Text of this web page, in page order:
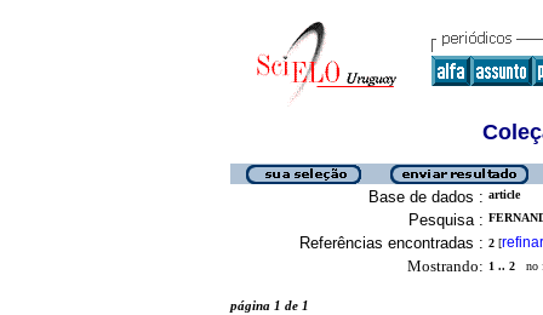
Base de dados : article
Pesquisa :
Referências encontradas : 2 [refinar
Mostrando: 1 .. 2 no
página 1 de 1